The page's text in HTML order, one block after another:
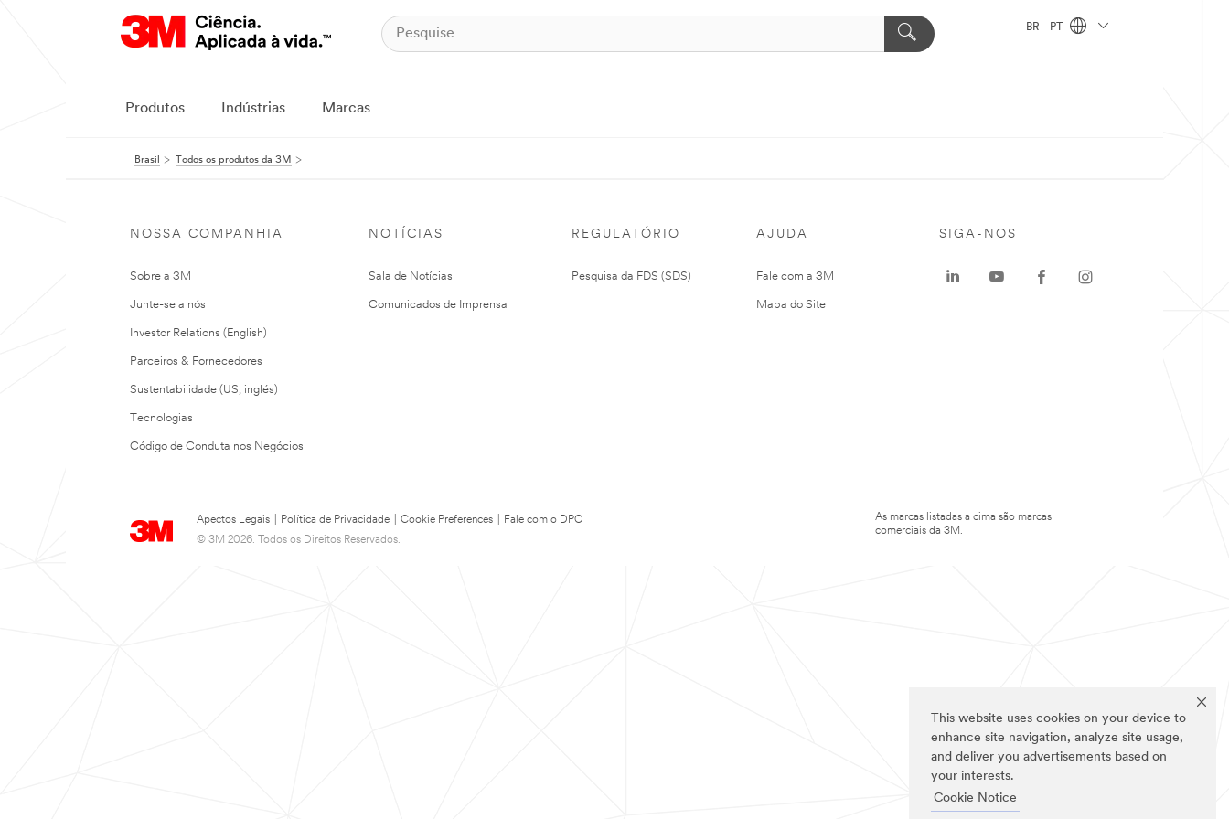
This website uses cookies on your device to
enhance site navigation, analyze site usage,
and deliver you advertisements based on
your interests.
Cookie Notice
BR - PT
Produtos Indústrias Marcas
Brasil Todos os produtos da 3M
NOSSA COMPANHIA
Sobre a 3M
Junte-se a nós
Investor Relations (English)
Parceiros & Fornecedores
Sustentabilidade (US, inglés)
Tecnologias
Código de Conduta nos Negócios
NOTÍCIAS
Sala de Notícias
Comunicados de Imprensa
REGULATÓRIO
Pesquisa da FDS (SDS)
AJUDA
Fale com a 3M
Mapa do Site
Apectos Legais Política de Privacidade Cookie Preferences
Fale com o DPO
© 3M 2026. Todos os Direitos Reservados.
SIGA-NOS
As marcas listadas a cima são marcas
comerciais da 3M.